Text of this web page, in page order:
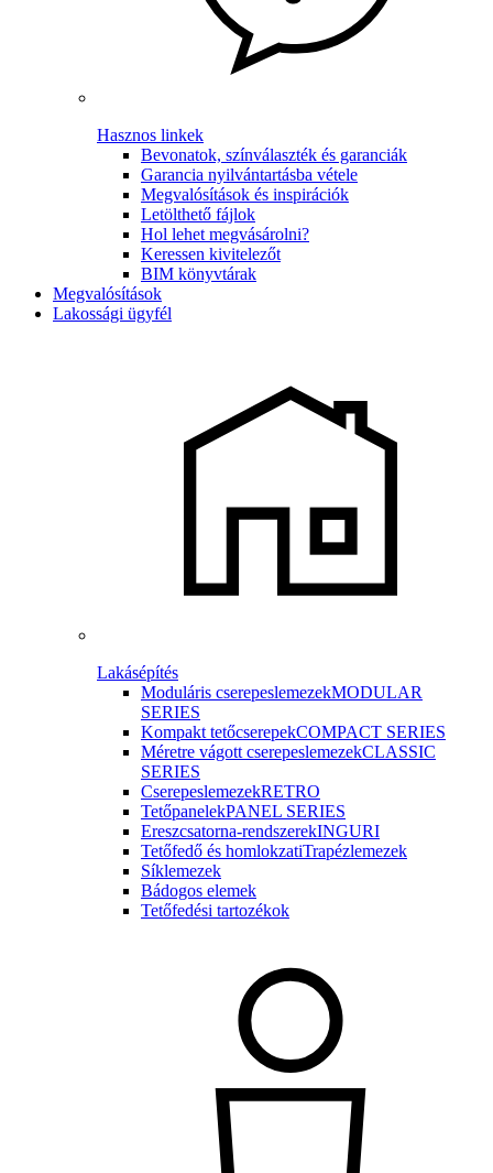
Hasznos linkek
Bevonatok, színválaszték és garanciák
Garancia nyilvántartásba vétele
Megvalósítások és inspirációk
Letölthető fájlok
Hol lehet megvásárolni?
Keressen kivitelezőt
BIM könyvtárak
Megvalósítások
Lakossági ügyfél
Lakásépítés
Moduláris cserepeslemezekMODULAR
SERIES
Kompakt tetőcserepekCOMPACT SERIES
Méretre vágott cserepeslemezekCLASSIC
SERIES
CserepeslemezekRETRO
TetőpanelekPANEL SERIES
Ereszcsatorna-rendszerekINGURI
Tetőfedő és homlokzatiTrapézlemezek
Síklemezek
Bádogos elemek
Tetőfedési tartozékok